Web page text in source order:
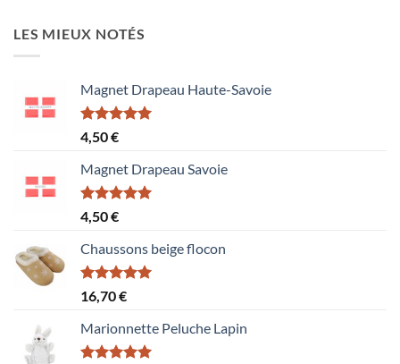
LES MIEUX NOTÉS
Magnet Drapeau Haute-Savoie
Note5.00
sur 5
4,50€
Magnet Drapeau Savoie
Note5.00
sur 5
4,50€
Chaussons beige flocon
Note5.00
sur 5
16,70€
Marionnette Peluche Lapin